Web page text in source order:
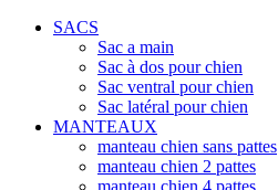
SACS
Sac a main
Sac à dos pour chien
Sac ventral pour chien
Sac latéral pour chien
MANTEAUX
manteau chien sans pattes
manteau chien 2 pattes
manteau chien 4 pattes